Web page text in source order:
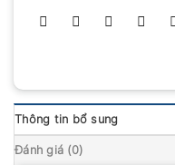
Thông tin bổ sung
Đánh giá (0)